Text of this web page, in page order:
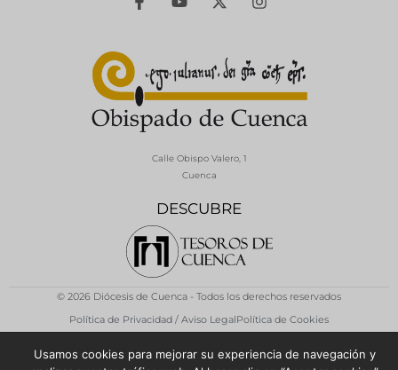
DESCUBRE
Calle Obispo Valero, 1
Cuenca
© 2026 Diócesis de Cuenca - Todos los derechos reservados
Política de Privacidad / Aviso LegalPolítica de Cookies
Usamos cookies para mejorar su experiencia de navegación y